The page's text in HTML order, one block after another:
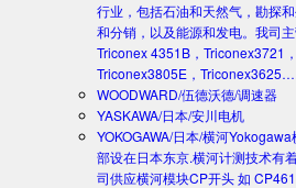
行业，包括石油和天然气，勘探
和分销，以及能源和发电。我司
Triconex 4351B，Triconex3721
Triconex3805E，
WOODWARD/伍德沃德/调速器
YASKAWA/日本/安川电机
YOKOGAWA/日本/横河Yokogawa
部设在日本东京.横河计测技术有
司供应横河模块CP开头 如